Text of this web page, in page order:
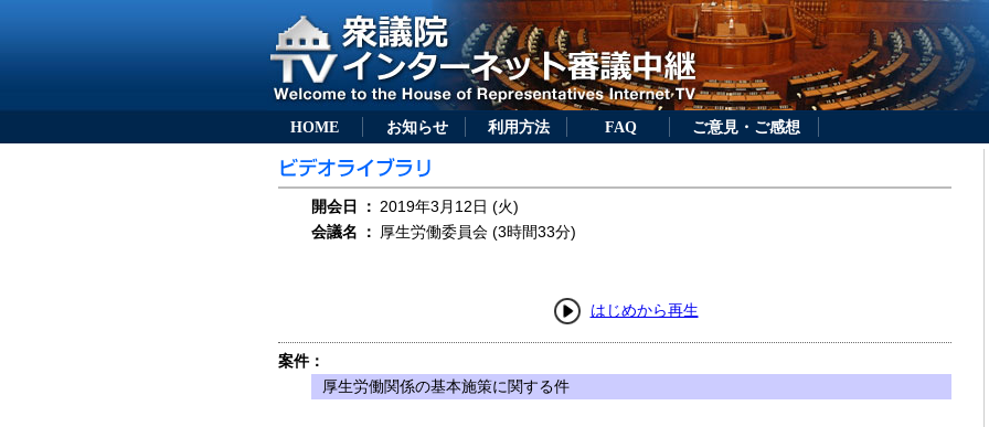
HOME お知らせ 利用方法 FAQ ご意見・ご感想
開会日 ： 2019年3月12日 (火)
会議名
： 厚生労働委員会 (3時間33分)
はじめから再生
案件：
厚生労働関係の基本施策に関する件